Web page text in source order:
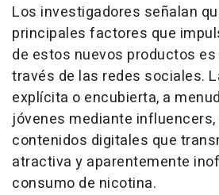
Los investigadores señalan
principales factores que
de estos nuevos productos
través de las redes sociales.
explícita o encubierta, a
jóvenes mediante
contenidos digitales que
atractiva y aparentemente
consumo de nicotina.